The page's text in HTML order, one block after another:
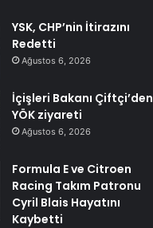
YSK, CHP’nin İtirazını
Redetti
Ağustos 6, 2026
İçişleri Bakanı Çiftçi’den
YÖK ziyareti
Ağustos 6, 2026
Formula E ve Citroen
Racing Takım Patronu
Cyril Blais Hayatını
Kaybetti